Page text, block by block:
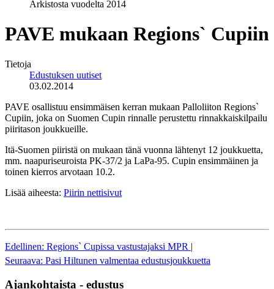
Arkistosta vuodelta 2014
PAVE mukaan Regions` Cupiin
Tietoja
Edustuksen uutiset
03.02.2014
PAVE osallistuu ensimmäisen kerran mukaan Palloliiton Regions`
Cupiin, joka on Suomen Cupin rinnalle perustettu rinnakkaiskilpailu
piiritason joukkueille.
Itä-Suomen piiristä on mukaan tänä vuonna lähtenyt 12 joukkuetta,
mm. naapuriseuroista PK-37/2 ja LaPa-95. Cupin ensimmäinen ja
toinen kierros arvotaan 10.2.
Lisää aiheesta: Piirin nettisivut
Edellinen: Regions` Cupissa vastustajaksi MPR |
Seuraava: Pasi Hiltunen valmentaa edustusjoukkuetta
Ajankohtaista - edustus